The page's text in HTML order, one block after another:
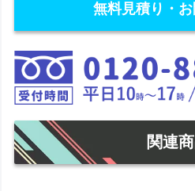
無料見積り・
関連